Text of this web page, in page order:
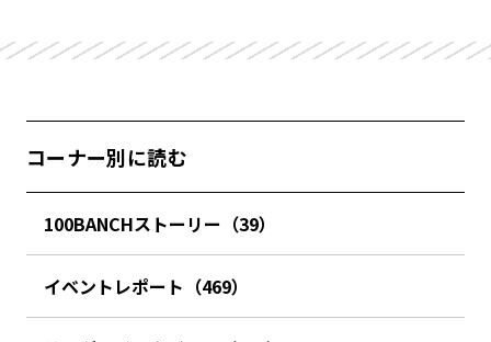
コーナー別に読む
100BANCHストーリー（39）
イベントレポート（469）